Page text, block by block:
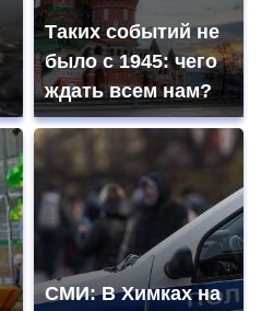
Таких событий не
было с 1945: чего
ждать всем нам?
СМИ: В Химках на